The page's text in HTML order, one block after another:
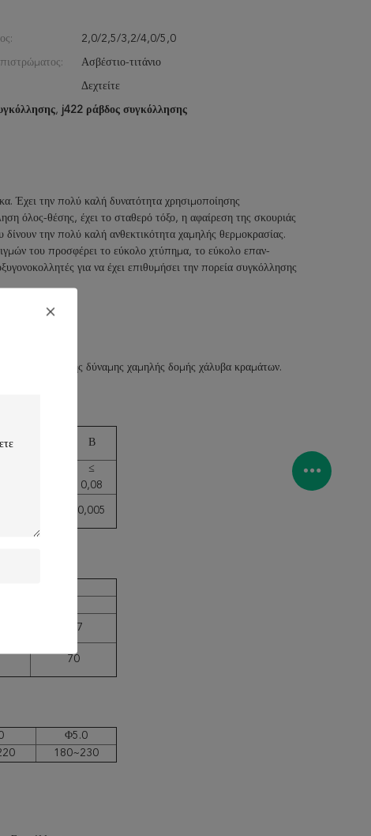
2,0/2,5/3,2/4,0/5,0
Ασβέστιο-τιτάνιο
Δεχτείτε
, j422 ράβδος συγκόλλησης
Έχει την πολύ καλή δυνατότητα χρησιμοποίησης
όλος-θέσης, έχει το σταθερό τόξο, η αφαίρεση της σκουριάς
δίνουν την πολύ καλή ανθεκτικότητα χαμηλής θερμοκρασίας.
του προσφέρει το εύκολο χτύπημα, το εύκολο επαν-
για να έχει επιθυμήσει την πορεία συγκόλλησης
βαθμό χαμηλής δύναμης χαμηλής δομής χάλυβα κραμάτων.
Β
≤
0,08
0,005
≥47
70
Φ5.0
180~230